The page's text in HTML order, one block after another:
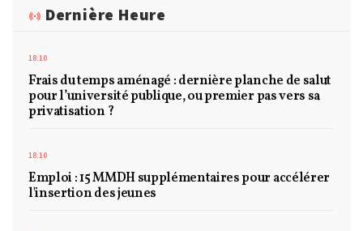
Dernière Heure
18:10
Frais du temps aménagé : dernière planche de salut
pour l’université publique, ou premier pas vers sa
privatisation ?
18:10
Emploi : 15 MMDH supplémentaires pour accélérer
l'insertion des jeunes